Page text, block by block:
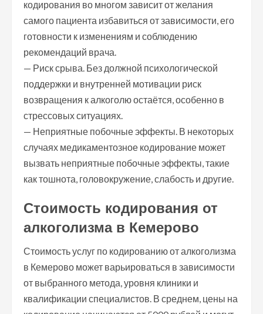
кодирования во многом зависит от желания
самого пациента избавиться от зависимости, его
готовности к изменениям и соблюдению
рекомендаций врача.
— Риск срыва. Без должной психологической
поддержки и внутренней мотивации риск
возвращения к алкоголю остаётся, особенно в
стрессовых ситуациях.
— Неприятные побочные эффекты. В некоторых
случаях медикаментозное кодирование может
вызвать неприятные побочные эффекты, такие
как тошнота, головокружение, слабость и другие.
Стоимость кодирования от
алкоголизма в Кемерово
Стоимость услуг по кодированию от алкоголизма
в Кемерово может варьироваться в зависимости
от выбранного метода, уровня клиники и
квалификации специалистов. В среднем, цены на